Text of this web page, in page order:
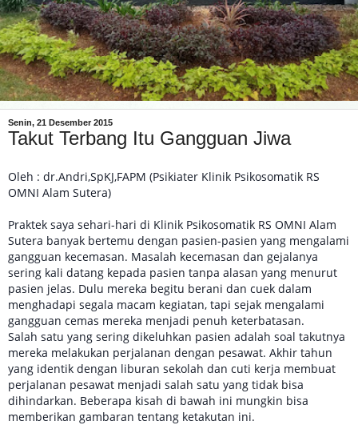
Senin, 21 Desember 2015
Takut Terbang Itu Gangguan Jiwa
Oleh : dr.Andri,SpKJ,FAPM (Psikiater Klinik Psikosomatik RS
OMNI Alam Sutera)
Praktek saya sehari-hari di Klinik Psikosomatik RS OMNI Alam
Sutera banyak bertemu dengan pasien-pasien yang mengalami
gangguan kecemasan. Masalah kecemasan dan gejalanya
sering kali datang kepada pasien tanpa alasan yang menurut
pasien jelas. Dulu mereka begitu berani dan cuek dalam
menghadapi segala macam kegiatan, tapi sejak mengalami
gangguan cemas mereka menjadi penuh keterbatasan.
Salah satu yang sering dikeluhkan pasien adalah soal takutnya
mereka melakukan perjalanan dengan pesawat. Akhir tahun
yang identik dengan liburan sekolah dan cuti kerja membuat
perjalanan pesawat menjadi salah satu yang tidak bisa
dihindarkan. Beberapa kisah di bawah ini mungkin bisa
memberikan gambaran tentang ketakutan ini.